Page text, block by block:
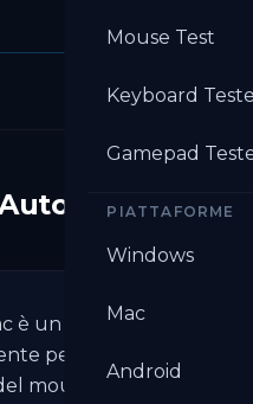
Mouse Test
Keyboard
Gamepad
PIATTAFORME
Windows
Mac
Android
Clicker
è un software
per macOS
mouse. Imposti